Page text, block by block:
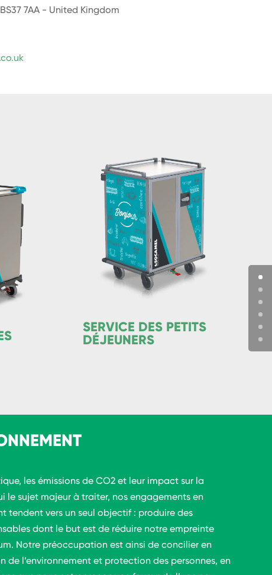
7AA - United Kingdom
SERVICE DES PETITS
DÉJEUNERS
les émissions de CO2 et leur impact sur la
le sujet majeur à traiter, nos engagements en
tendent vers un seul objectif : produire des
dont le but est de réduire notre empreinte
Notre préoccupation est ainsi de concilier en
de l’environnement et protection des personnes, en